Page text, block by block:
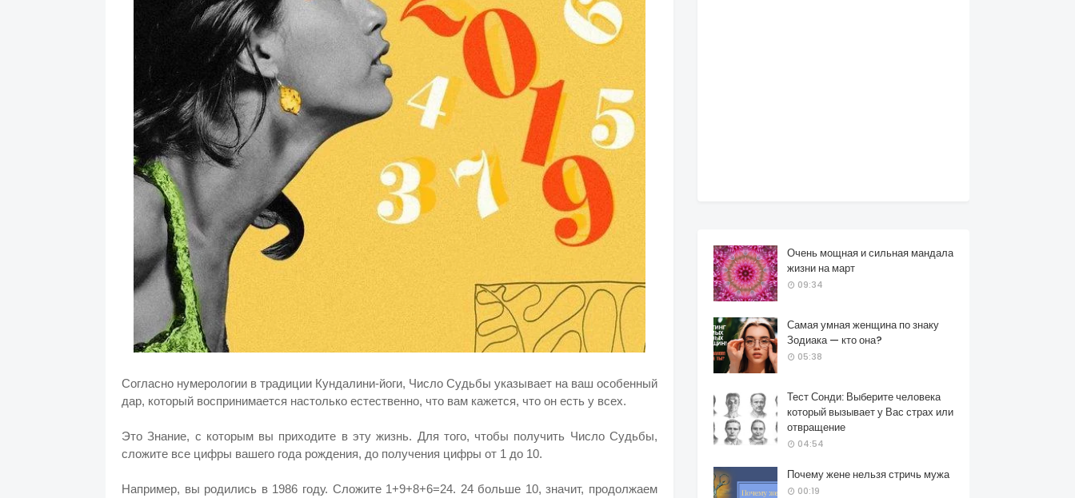
Согласно нумерологии в традиции Кундалини-йоги, Число Судьбы указывает на ваш особенный
дар, который воспринимается настолько естественно, что вам кажется, что он есть у всех.
Это Знание, с которым вы приходите в эту жизнь. Для того, чтобы получить Число Судьбы,
сложите все цифры вашего года рождения, до получения цифры от 1 до 10.
Например, вы родились в 1986 году. Сложите 1+9+8+6=24. 24 больше 10, значит, продолжаем
Очень мощная и сильная мандала
жизни на март
09:34
Самая умная женщина по знаку
Зодиака — кто она?
05:38
Тест Сонди: Выберите человека
который вызывает у Вас страх или
отвращение
04:54
Почему жене нельзя стричь мужа
00:19